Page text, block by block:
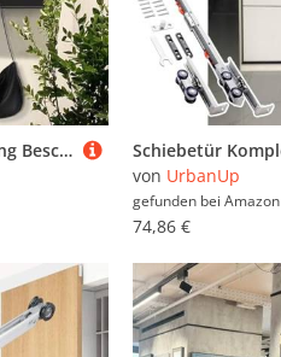
Stromkasten Verkleidung Beschreibbare Magnetische Sicherungskastenabdeckungen, Sicherungskastenabdeckung mit Hydraulikstange, Sicherungskastenabdeckung mit Haken(Black,50x40cm(19 3/4x15 3/4"))
von UrbanUp
gefunden bei Amazon
74,86 €